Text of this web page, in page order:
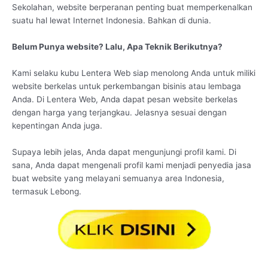
Sekolahan, website berperanan penting buat memperkenalkan
suatu hal lewat Internet Indonesia. Bahkan di dunia.
Belum Punya website? Lalu, Apa Teknik Berikutnya?
Kami selaku kubu Lentera Web siap menolong Anda untuk miliki
website berkelas untuk perkembangan bisinis atau lembaga
Anda. Di Lentera Web, Anda dapat pesan website berkelas
dengan harga yang terjangkau. Jelasnya sesuai dengan
kepentingan Anda juga.
Supaya lebih jelas, Anda dapat mengunjungi profil kami. Di
sana, Anda dapat mengenali profil kami menjadi penyedia jasa
buat website yang melayani semuanya area Indonesia,
termasuk Lebong.